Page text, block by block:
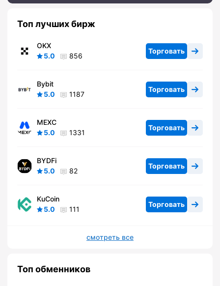
Топ лучших бирж
OKX
5.0
856
Торговать
Bybit
5.0
1187
Торговать
MEXC
5.0
1331
Торговать
BYDFi
5.0
82
Торговать
KuCoin
5.0
111
Торговать
смотреть все
Топ обменников